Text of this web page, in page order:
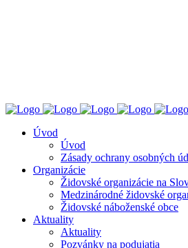
Úvod
Úvod
Zásady ochrany osobných
Organizácie
Židovské organizácie na
Medzinárodné židovské
Židovské náboženské obce
Aktuality
Aktuality
Pozvánky na podujatia